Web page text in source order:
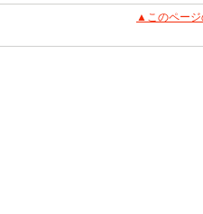
▲このページ